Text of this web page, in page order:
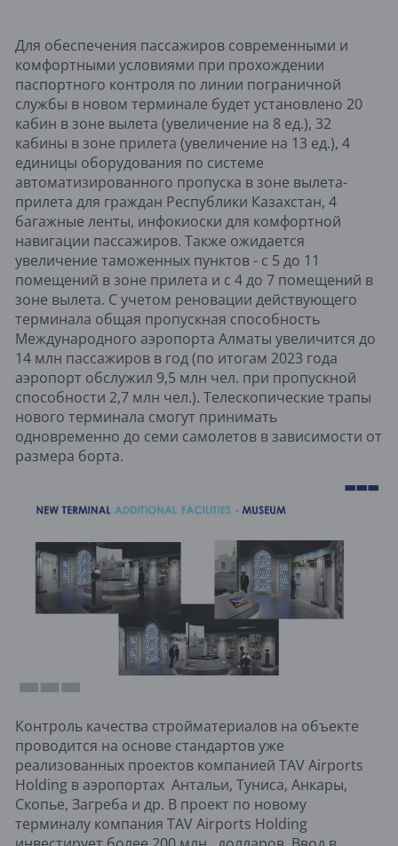
Для обеспечения пассажиров современными и
комфортными условиями при прохождении
паспортного контроля по линии пограничной
службы в новом терминале будет установлено 20
кабин в зоне вылета (увеличение на 8 ед.), 32
кабины в зоне прилета (увеличение на 13 ед.), 4
единицы оборудования по системе
автоматизированного пропуска в зоне вылета-
прилета для граждан Республики Казахстан, 4
багажные ленты, инфокиоски для комфортной
навигации пассажиров. Также ожидается
увеличение таможенных пунктов - с 5 до 11
помещений в зоне прилета и с 4 до 7 помещений в
зоне вылета. С учетом реновации действующего
терминала общая пропускная способность
Международного аэропорта Алматы увеличится до
14 млн пассажиров в год (по итогам 2023 года
аэропорт обслужил 9,5 млн чел. при пропускной
способности 2,7 млн чел.). Телескопические трапы
нового терминала смогут принимать
одновременно до семи самолетов в зависимости от
размера борта.
Контроль качества стройматериалов на объекте
проводится на основе стандартов уже
реализованных проектов компанией TAV Airports
Holding в аэропортах Антальи, Туниса, Анкары,
Скопье, Загреба и др. В проект по новому
терминалу компания TAV Airports Holding